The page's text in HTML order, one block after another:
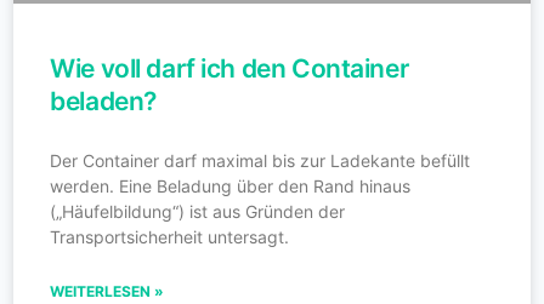
Wie voll darf ich den Container
beladen?
Der Container darf maximal bis zur Ladekante befüllt
werden. Eine Beladung über den Rand hinaus
(„Häufelbildung“) ist aus Gründen der
Transportsicherheit untersagt.
WEITERLESEN »